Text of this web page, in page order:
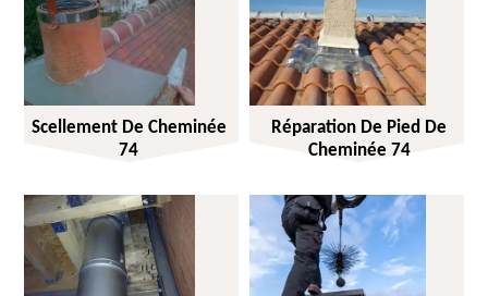
Scellement De Cheminée
74
Réparation De Pied De
Cheminée 74